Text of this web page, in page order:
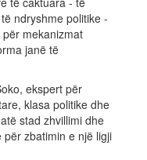
ndryshme politike -
mekanizmat
janë të
ekspert për
klasa politike dhe
stad zhvillimi dhe
zbatimin e një ligji